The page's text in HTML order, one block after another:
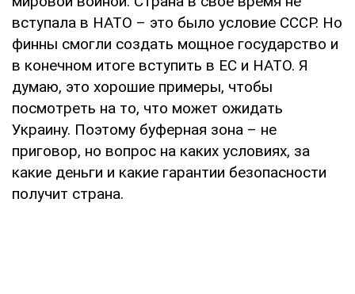
вступала в НАТО – это было условие СССР. Но
финны смогли создать мощное государство и
в конечном итоге вступить в ЕС и НАТО. Я
думаю, это хорошие примеры, чтобы
посмотреть на то, что может ожидать
Украину. Поэтому буферная зона – не
приговор, но вопрос на каких условиях, за
какие деньги и какие гарантии безопасности
получит страна.